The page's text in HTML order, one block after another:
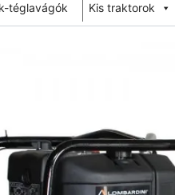
téglavágók Kis traktorok